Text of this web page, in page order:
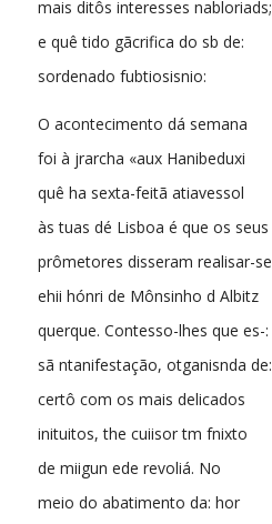
mais ditôs interesses nabloriads;
e quê tido gãcrifica do sb de:
sordenado fubtiosisnio:
O acontecimento dá semana
foi à jrarcha «aux Hanibeduxi
quê ha sexta-feitã atiavessol
às tuas dé Lisboa é que os seus
prômetores disseram realisar-se
ehii hónri de Mônsinho d Albitz
querque. Contesso-lhes que es-:
sã ntanifestação, otganisnda de:
certô com os mais delicados
inituitos, the cuiisor tm fnixto
de miigun ede revoliá. No
meio do abatimento da: hor